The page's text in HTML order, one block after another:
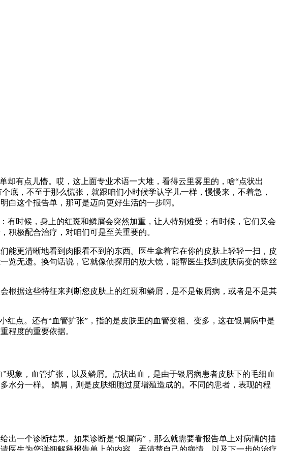
有点儿懵。哎，这上面专业术语一大堆，看得云里雾里的，啥“点状出
底，不至于那么慌张，就跟咱们小时候学认字儿一样，慢慢来，不着急，
白这个报告单，那可是迈向更好生活的一步啊。
有时候，身上的红斑和鳞屑会突然加重，让人特别难受；有时候，它们又会
积极配合治疗，对咱们可是至关重要的。
能更清晰地看到肉眼看不到的东西。医生拿着它在你的皮肤上轻轻一扫，皮
览无遗。换句话说，它就像侦探用的放大镜，能帮医生找到皮肤病变的蛛丝
根据这些特征来判断您皮肤上的红斑和鳞屑，是不是银屑病，或者是不是其
点。还有“血管扩张”，指的是皮肤里的血管变粗、变多，这在银屑病中是
程度的重要依据。
象，血管扩张，以及鳞屑。点状出血，是由于银屑病患者皮肤下的毛细血
水分一样。 鳞屑，则是皮肤细胞过度增殖造成的。不同的患者，表现的程
一个诊断结果。如果诊断是“银屑病”，那么就需要看报告单上对病情的描
医生为您详细解释报告单上的内容，弄清楚自己的病情，以及下一步的治疗